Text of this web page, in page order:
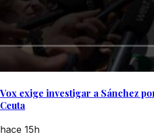
Vox exige investigar a Sánchez
Ceuta
hace 15h